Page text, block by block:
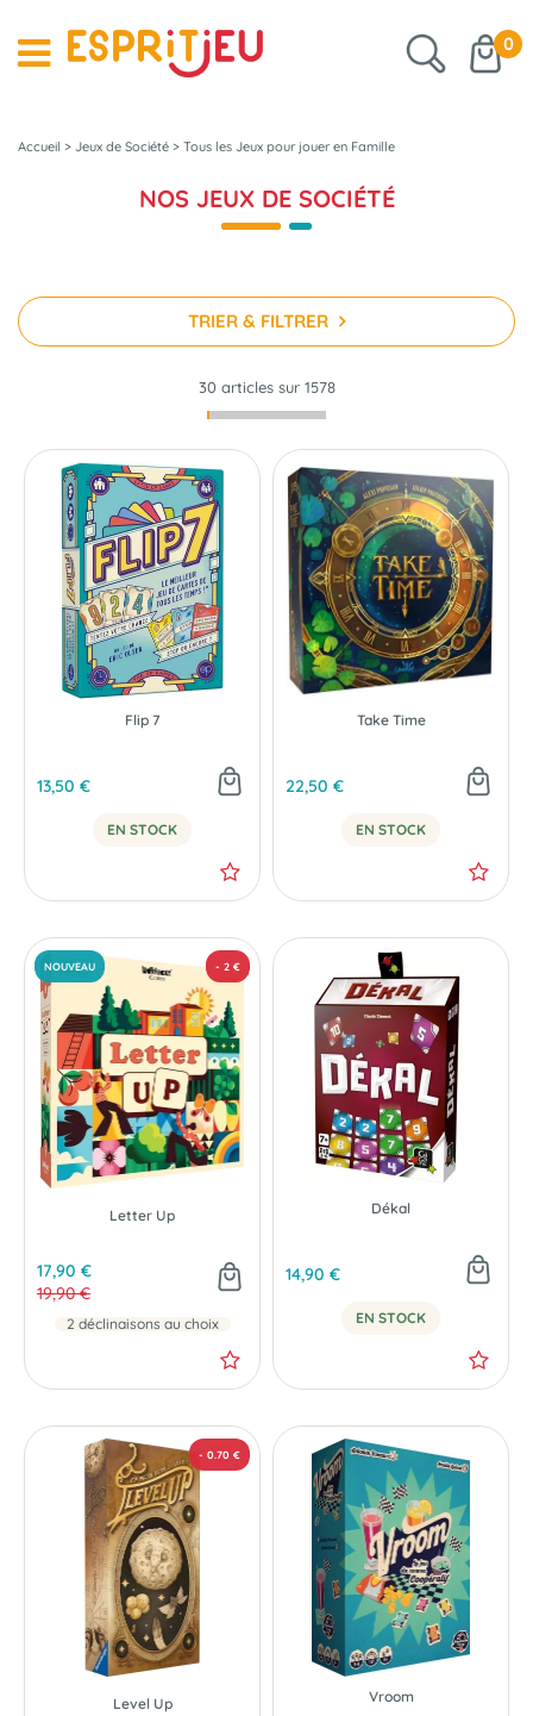
0
Accueil > Jeux de Société > Tous les Jeux pour jouer en Famille
NOS JEUX DE SOCIÉTÉ
TRIER & FILTRER
30 articles sur 1578
Flip 7
13,50 €
EN STOCK
Take Time
22,50 €
EN STOCK
NOUVEAULetter Up
17,90 €
19,90 €
2 déclinaisons au choix
Dékal
14,90 €
EN STOCK
Level Up Vroom